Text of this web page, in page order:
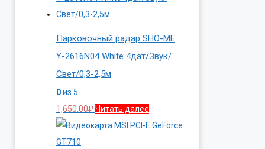
Парковочный радар SHO-ME
Y-2616N04 White 4дат/Звук/
Свет/0,3-2,5м
0из 5
1,650.00₽Читать далее